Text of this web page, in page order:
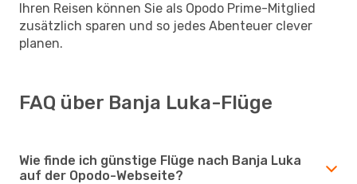
Ihren Reisen können Sie als Opodo Prime-Mitglied
zusätzlich sparen und so jedes Abenteuer clever
planen.
FAQ über Banja Luka-Flüge
Wie finde ich günstige Flüge nach Banja Luka
auf der Opodo-Webseite?